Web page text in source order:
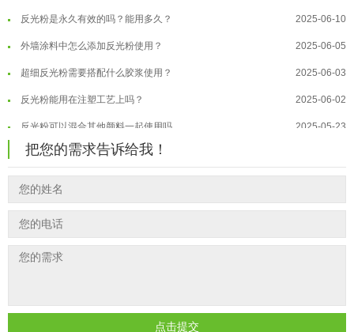
温变粉保质期有多久？开封后如何保... 2026-07-20
温变粉大批量保存指南｜做对这几步... 2026-07-17
温变粉"罢工"指南：为... 2026-07-10
温变粉到底怕不怕酸碱和酒精？ 2026-07-09
温变粉"烤"问：长期加... 2026-07-07
温变粉耐温真相：注塑"高温炼...
夜间安全卫士：丝印反光粉搭配全攻... 2026-01-20
反光粉是永久有效的吗？能用多久？ 2025-06-10
外墙涂料中怎么添加反光粉使用？ 2025-06-05
超细反光粉需要搭配什么胶浆使用？ 2025-06-03
反光粉能用在注塑工艺上吗？ 2025-06-02
反光粉可以混合其他颜料一起使用吗... 2025-05-23
温变粉丝印到底用多少目网版？这篇...
反光粉太久不用结块要怎么处理？ 2025-07-11
印花温变粉最适合用在什么行业上呢... 2025-06-20
油性反光粉怎么印花效果最好？
超细反光粉怎么印牢度才会更好？
外墙涂料中怎么添加反光粉使用？ 2025-06-05
把您的需求告诉给我！
点击提交